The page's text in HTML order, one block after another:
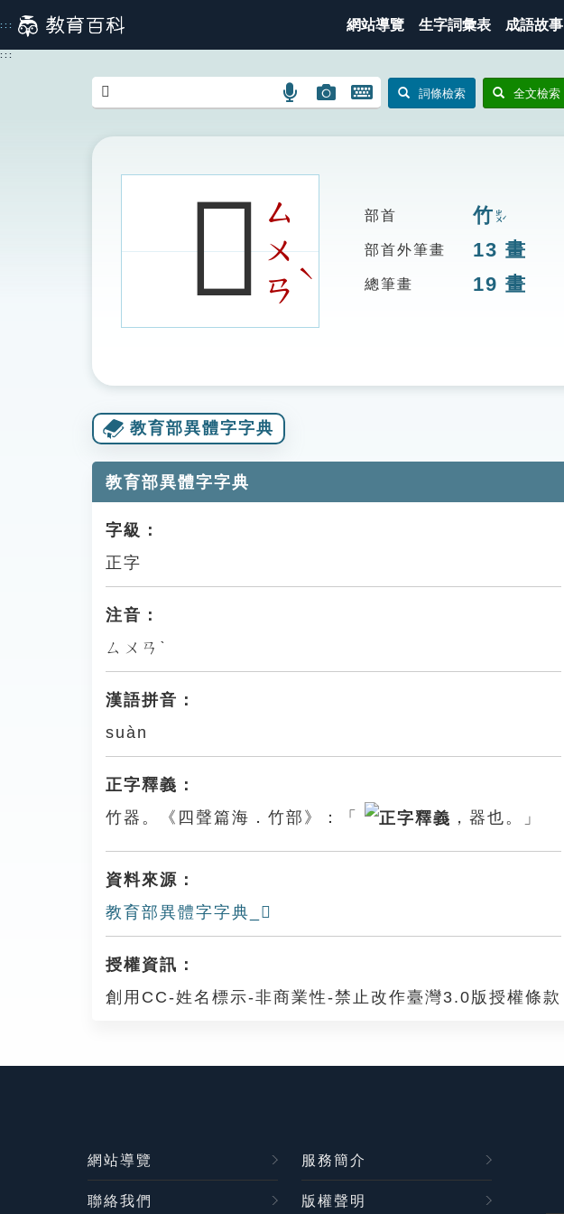
到
主
::: 網站導覽 生字詞彙表 成語故事
:::
語
搜
圖
圖
搜
開
鍵
詞條檢索 全文檢索
𥴵ㄙ
ㄨ
ㄢ
ˋ
部首 竹ㄓㄨˊ
部首外筆畫 13 畫
總筆畫 19 畫
教育部異體字字典
教育部異體字字典
字級：
正字
注音：
ㄙㄨㄢˋ
漢語拼音：
suàn
正字釋義：
竹器。《四聲篇海．竹部》：「
，器也。」
資料來源：
教育部異體字字典_𥴵
授權資訊：
創用CC-姓名標示-非商業性-禁止改作臺灣3.0版授權條款
網站導覽 服務簡介
聯絡我們 版權聲明